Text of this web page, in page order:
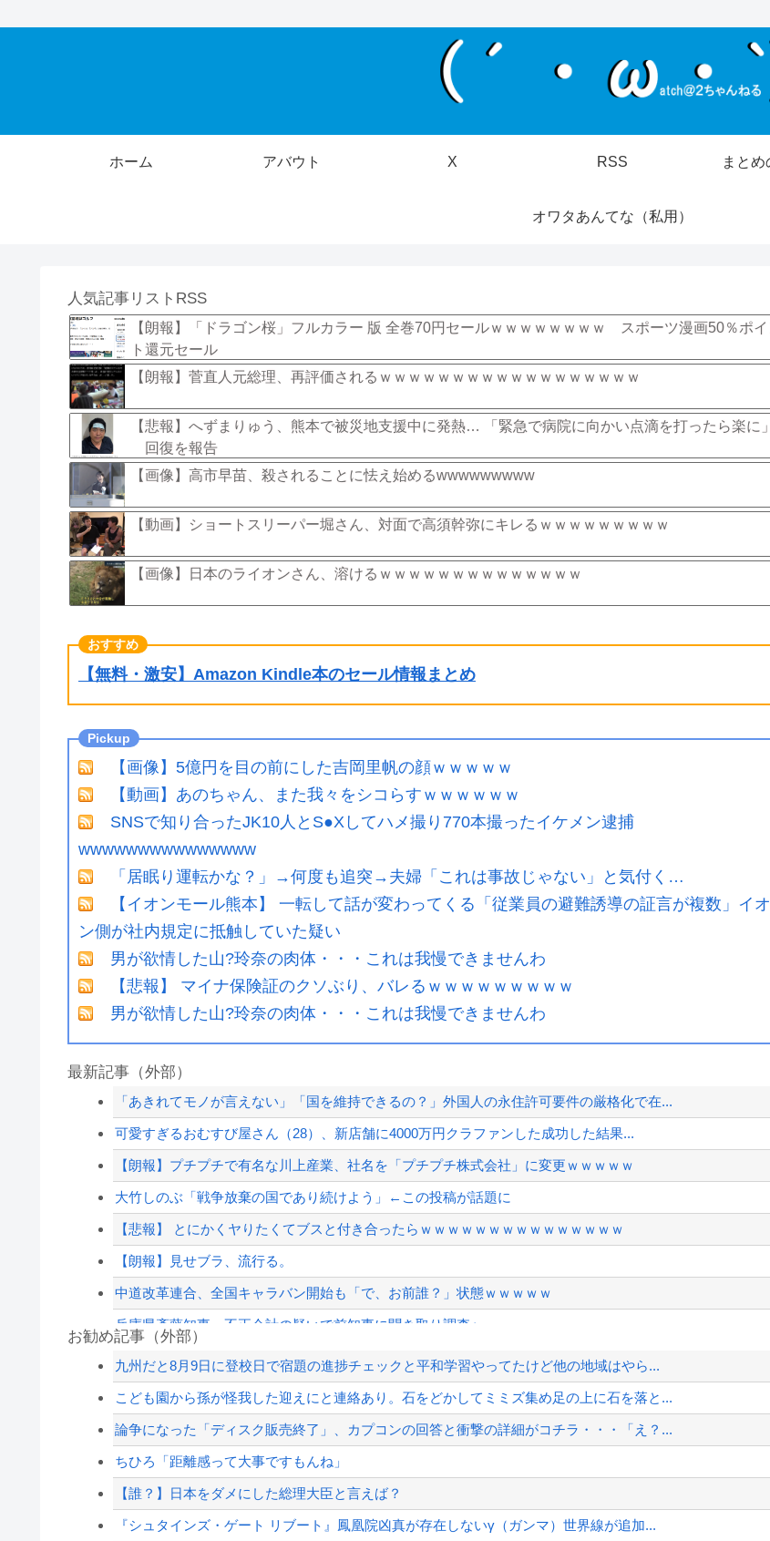
ホーム アバウト X RSS まとめ
オワタあんてな（私用）
人気記事リストRSS
【朗報】「ドラゴン桜」フルカラー 版 全巻70円セールｗｗｗｗｗｗｗｗ スポーツ漫画50％ポイ
ト還元セール
【朗報】菅直人元総理、再評価されるｗｗｗｗｗｗｗｗｗｗｗｗｗｗｗｗｗｗ
【悲報】へずまりゅう、熊本で被災地支援中に発熱… 「緊急で病院に向かい点滴を打ったら楽に」
回復を報告
【画像】高市早苗、殺されることに怯え始めるwwwwwwwww
【動画】ショートスリーパー堀さん、対面で高須幹弥にキレるｗｗｗｗｗｗｗｗｗ
【画像】日本のライオンさん、溶けるｗｗｗｗｗｗｗｗｗｗｗｗｗｗ
【無料・激安】Amazon Kindle本のセール情報まとめ
【画像】5億円を目の前にした吉岡里帆の顔ｗｗｗｗｗ
【動画】あのちゃん、また我々をシコらすｗｗｗｗｗｗ
SNSで知り合ったJK10人とS●Xしてハメ撮り770本撮ったイケメン逮捕
wwwwwwwwwwwwwww
「居眠り運転かな？」→何度も追突→夫婦「これは事故じゃない」と気付く…
【イオンモール熊本】 一転して話が変わってくる「従業員の避難誘導の証言が複数」イオ
ン側が社内規定に抵触していた疑い
男が欲情した山?玲奈の肉体・・・これは我慢できませんわ
【悲報】 マイナ保険証のクソぶり、バレるｗｗｗｗｗｗｗｗｗ
男が欲情した山?玲奈の肉体・・・これは我慢できませんわ
最新記事（外部）
「あきれてモノが言えない」「国を維持できるの？」外国人の永住許可要件の厳格化で在...
可愛すぎるおむすび屋さん（28）、新店舗に4000万円クラファンした成功した結果...
【朗報】プチプチで有名な川上産業、社名を「プチプチ株式会社」に変更ｗｗｗｗｗ
大竹しのぶ「戦争放棄の国であり続けよう」←この投稿が話題に
【悲報】 とにかくヤりたくてブスと付き合ったらｗｗｗｗｗｗｗｗｗｗｗｗｗｗｗ
【朗報】見せブラ、流行る。
中道改革連合、全国キャラバン開始も「で、お前誰？」状態ｗｗｗｗｗ
兵庫県斎藤知事、不正会計の疑いで前知事に聞き取り調査へ
友達「お前、なんか性犯罪者みたいな思考で気持ち悪いな」言われたわ
【巨人対ヤクルト18回戦】5（右） 笹原 操希 6（捕） 岸田 行倫
【速報】ちいかわ「モモンガ天誅編」始まる
ジャンポケ斎藤と代理人のやりとり、「地獄すぎて完全にコントになってる……」と衝撃...
【配信者】「金バエ」のSNS更新が1週間途絶え、様々な憶測が飛び交う。1週間ぶり...
【緊急速報】NYで警官が黒人男性の首を絞め、暴動第二波不可避へ
お勧め記事（外部）
九州だと8月9日に登校日で宿題の進捗チェックと平和学習やってたけど他の地域はやら...
こども園から孫が怪我した迎えにと連絡あり。石をどかしてミミズ集め足の上に石を落と...
論争になった「ディスク販売終了」、カプコンの回答と衝撃の詳細がコチラ・・・「え？...
ちひろ「距離感って大事ですもんね」
【誰？】日本をダメにした総理大臣と言えば？
『シュタインズ・ゲート リブート』鳳凰院凶真が存在しないγ（ガンマ）世界線が追加...